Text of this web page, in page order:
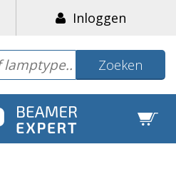
Inloggen
Zoeken